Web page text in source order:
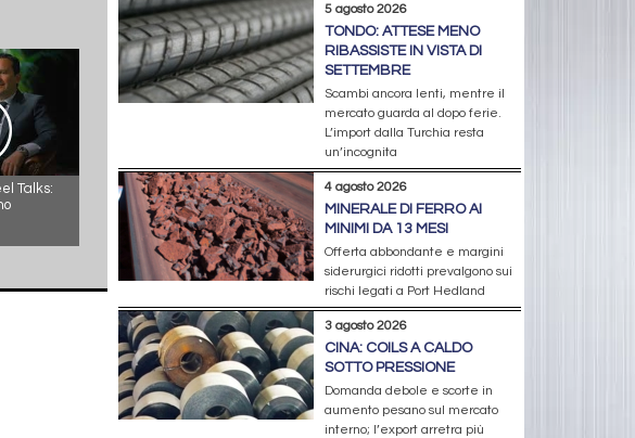
Talks:
5 agosto 2026
TONDO: ATTESE MENO
RIBASSISTE IN VISTA DI
SETTEMBRE
Scambi ancora lenti, mentre il
mercato guarda al dopo ferie.
L’import dalla Turchia resta
un’incognita
4 agosto 2026
MINERALE DI FERRO AI
MINIMI DA 13 MESI
Offerta abbondante e margini
siderurgici ridotti prevalgono sui
rischi legati a Port Hedland
3 agosto 2026
CINA: COILS A CALDO
SOTTO PRESSIONE
Domanda debole e scorte in
aumento pesano sul mercato
interno; l’export arretra più